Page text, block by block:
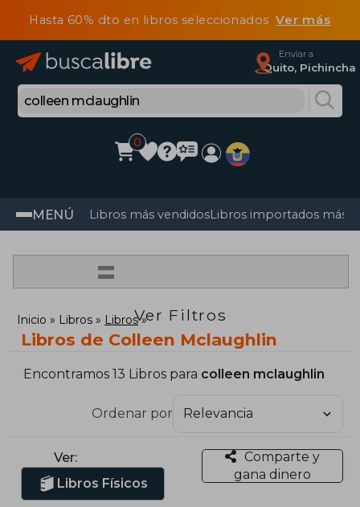
Hasta 60% dto en libros seleccionadosVer más
Enviar a
Quito, Pichincha
0
MENÚ Libros más vendidosLibros importados más
=
Ver Filtros
Inicio Libros Libros
Libros de Colleen Mclaughlin
Encontramos 13 Libros para colleen mclaughlin
Ordenar por
Ver:
Libros Físicos
Comparte y
gana dinero